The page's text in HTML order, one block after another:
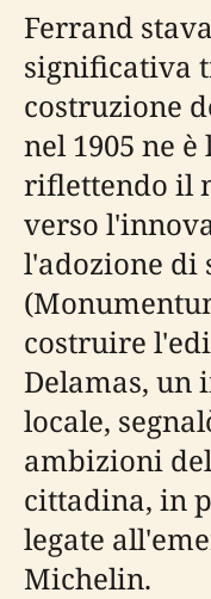
Ferrand
significativa
costruzione
nel 1905 ne
riflettendo il
verso
l'adozione
costruire
Delamas, un
locale,
ambizioni
cittadina, in
legate
Michelin.